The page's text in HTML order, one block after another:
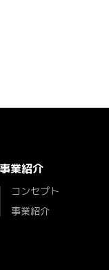
事業紹介
コンセプト
事業紹介